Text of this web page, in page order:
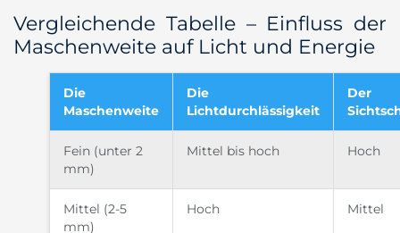
Vergleichende Tabelle – Einfluss der
Maschenweite auf Licht und Energie
Die
Maschenweite
Die
Lichtdurchlässigkeit
Der
Fein (unter 2
mm)
Mittel bis hoch Hoch
Mittel (2-5
mm)
Hoch Mittel